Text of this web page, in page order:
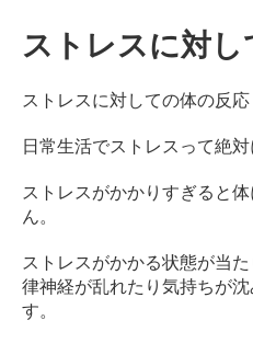
ストレスに対し
ストレスに対しての体の反応
日常生活でストレスって絶対
ストレスがかかりすぎると
ん。
ストレスがかかる状態が当
律神経が乱れたり気持ちが
す。